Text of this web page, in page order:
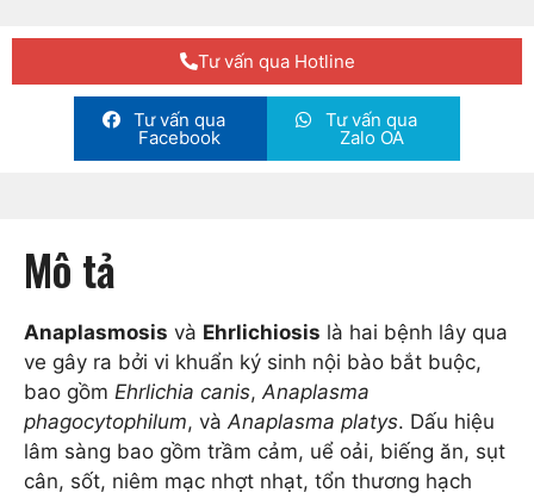
Tư vấn qua Hotline
Tư vấn qua
Facebook
Tư vấn qua
Zalo OA
Mô tả
Anaplasmosis và Ehrlichiosis là hai bệnh lây qua
ve gây ra bởi vi khuẩn ký sinh nội bào bắt buộc,
bao gồm Ehrlichia canis,Anaplasma
phagocytophilum, vàAnaplasma platys. Dấu hiệu
lâm sàng bao gồm trầm cảm, uể oải, biếng ăn, sụt
cân, sốt, niêm mạc nhợt nhạt, tổn thương hạch